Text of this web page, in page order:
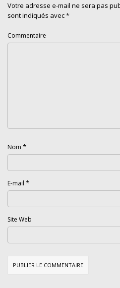
Votre adresse e-mail ne sera pas
sont indiqués avec*
Commentaire
Nom *
E-mail *
Site Web